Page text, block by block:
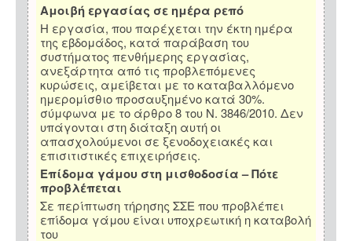
Αμοιβή εργασίας σε ημέρα ρεπό
Η εργασία, που παρέχεται την έκτη ημέρα
της εβδομάδος, κατά παράβαση του
συστήματος πενθήμερης εργασίας,
ανεξάρτητα από τις προβλεπόμενες
κυρώσεις, αμείβεται με το καταβαλλόμενο
ημερομίσθιο προσαυξημένο κατά 30%.
σύμφωνα με το άρθρο 8 του Ν. 3846/2010. Δεν
υπάγονται στη διάταξη αυτή οι
απασχολούμενοι σε ξενοδοχειακές και
επισιτιστικές επιχειρήσεις.
Επίδομα γάμου στη μισθοδοσία – Πότε
προβλέπεται
Σε περίπτωση τήρησης ΣΣΕ που προβλέπει
επίδομα γάμου είναι υποχρεωτική η καταβολή
του